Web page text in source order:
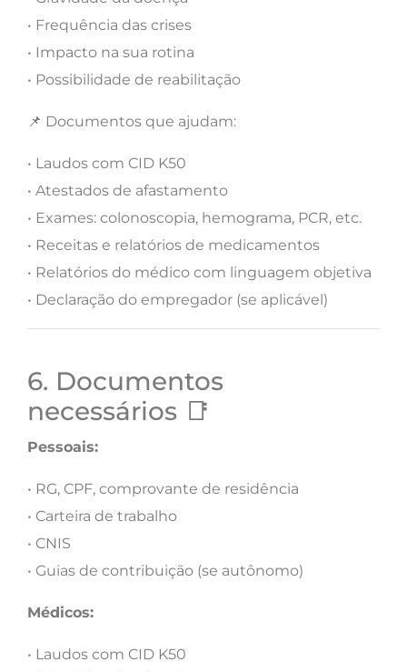
• Frequência das crises
• Impacto na sua rotina
• Possibilidade de reabilitação
📌 Documentos que ajudam:
• Laudos com CID K50
• Atestados de afastamento
• Exames: colonoscopia, hemograma, PCR, etc.
• Receitas e relatórios de medicamentos
• Relatórios do médico com linguagem objetiva
• Declaração do empregador (se aplicável)
6. Documentos
necessários 📑
Pessoais:
• RG, CPF, comprovante de residência
• Carteira de trabalho
• CNIS
• Guias de contribuição (se autônomo)
Médicos:
• Laudos com CID K50